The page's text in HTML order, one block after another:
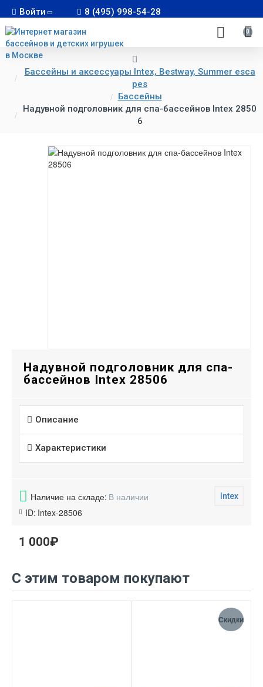
Войти 8 (495) 998-54-28
0
Бассейны и аксессуары Intex, Bestway, Summer esca
pes
Бассейны
Надувной подголовник для спа-бассейнов Intex 2850
6
Надувной подголовник для спа-
бассейнов Intex 28506
Описание
Характеристики
Наличие на складе: В наличии
ID: Intex-28506
Intex
1 000₽
С этим товаром покупают
Скидки